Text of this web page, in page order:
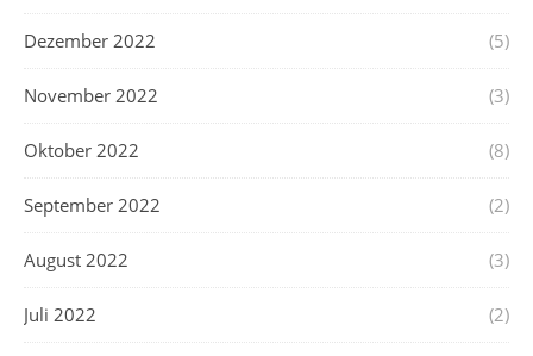
Dezember 2022 (5)
November 2022 (3)
Oktober 2022 (8)
September 2022 (2)
August 2022 (3)
Juli 2022 (2)